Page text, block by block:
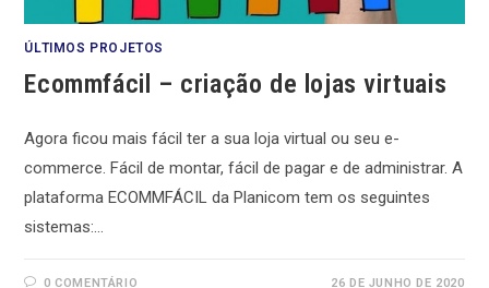
ÚLTIMOS PROJETOS
Ecommfácil – criação de lojas virtuais
Agora ficou mais fácil ter a sua loja virtual ou seu e-
commerce. Fácil de montar, fácil de pagar e de administrar. A
plataforma ECOMMFÁCIL da Planicom tem os seguintes
sistemas:…
0 COMENTÁRIO 26 DE JUNHO DE 2020